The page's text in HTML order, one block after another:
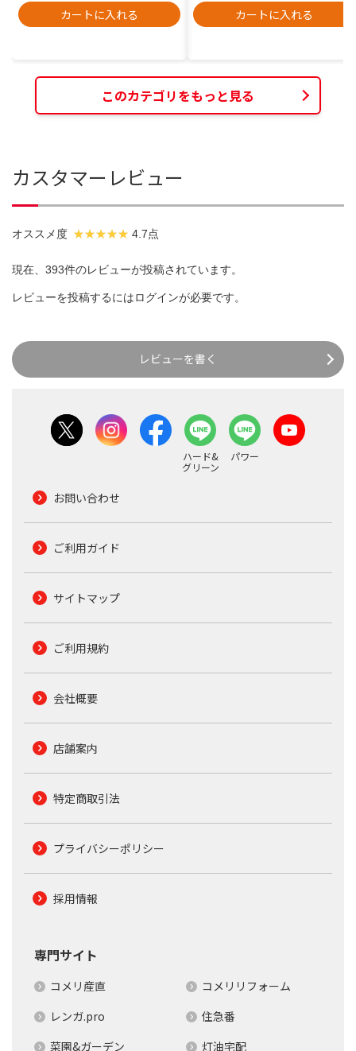
カートに入れる カートに入れる
このカテゴリをもっと見る
カスタマーレビュー
オススメ度 4.7点
現在、393件のレビューが投稿されています。
レビューを投稿するにはログインが必要です。
レビューを書く
ハード&
グリーン
パワー
お問い合わせ
ご利用ガイド
サイトマップ
ご利用規約
会社概要
店舗案内
特定商取引法
プライバシーポリシー
採用情報
専門サイト
コメリ産直
コメリリフォーム
レンガ.pro
住急番
菜園&ガーデン
灯油宅配